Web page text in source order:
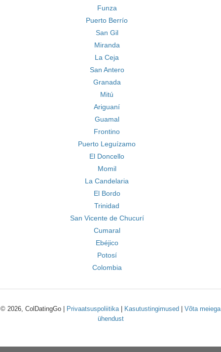
Funza
Puerto Berrío
San Gil
Miranda
La Ceja
San Antero
Granada
Mitú
Ariguaní
Guamal
Frontino
Puerto Leguízamo
El Doncello
Momil
La Candelaria
El Bordo
Trinidad
San Vicente de Chucurí
Cumaral
Ebéjico
Potosí
Colombia
© 2026, ColDatingGo | Privaatsuspoliitika| Kasutustingimused
Võta meiega
ühendust